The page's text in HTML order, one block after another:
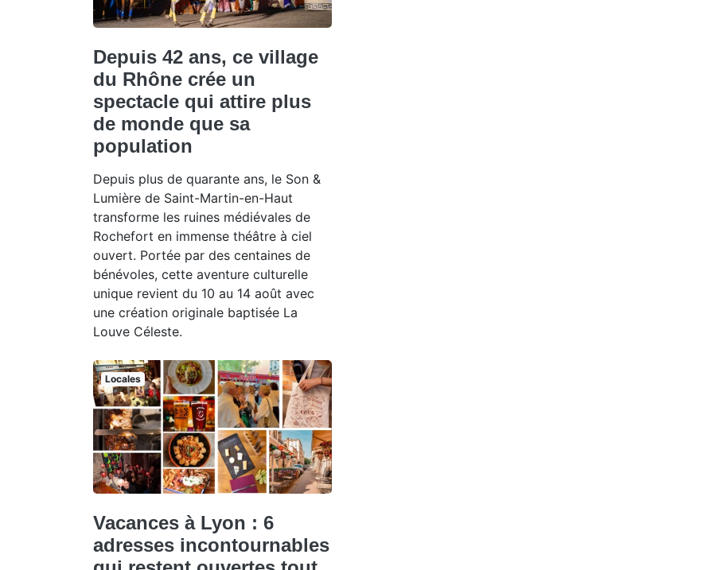
Depuis 42 ans, ce village
du Rhône crée un
spectacle qui attire plus
de monde que sa
population
Depuis plus de quarante ans, le Son &
Lumière de Saint-Martin-en-Haut
transforme les ruines médiévales de
Rochefort en immense théâtre à ciel
ouvert. Portée par des centaines de
bénévoles, cette aventure culturelle
unique revient du 10 au 14 août avec
une création originale baptisée La
Louve Céleste.
Locales
Vacances à Lyon : 6
adresses incontournables